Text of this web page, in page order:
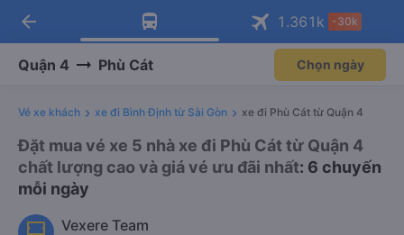
Tải app Vexere ngay!
Nhận ưu đãi thành viên độc
Mở app
Tải app Vexere
-30k/ghế khi đặt vé máy bay qua
Mở app
arrow_back 1.361 k -30k
Quận 4 Phù Cát Chọn ngày
Vé xe khách xe đi Bình Định từ Sài Gòn xe đi Phù Cát từ Quận 4
Đặt mua vé xe 5 nhà xe đi Phù Cát từ Quận 4
chất lượng cao và giá vé ưu đãi nhất: 6 chuyến
mỗi ngày
Vexere Team